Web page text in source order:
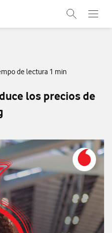
Abrir
Menu
Abre
de lectura 1 min
los precios de